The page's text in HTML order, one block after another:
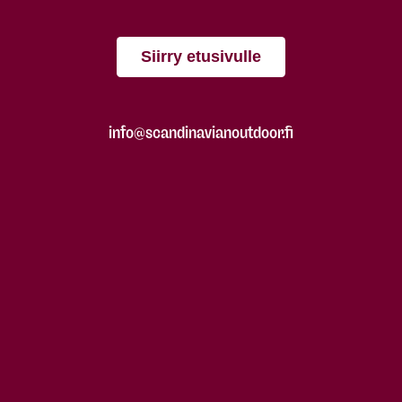
Siirry etusivulle
info@scandinavianoutdoor.fi